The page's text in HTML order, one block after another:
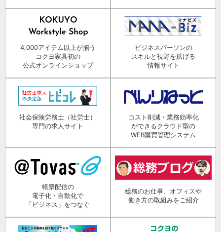
4,000アイテム以上が揃う
コクヨ家具初の
公式オンラインショップ
ビジネスパーソンの
スキルと視野を拡げる
情報サイト
社会保険労務士（社労士）
専門の求人サイト
コスト削減・業務効率化
ができるクラウド型の
WEB購買管理システム
帳票配信の
電子化・自動化で
「ビジネス」をつなぐ
総務のお仕事、オフィスや
働き方の取組みをご紹介